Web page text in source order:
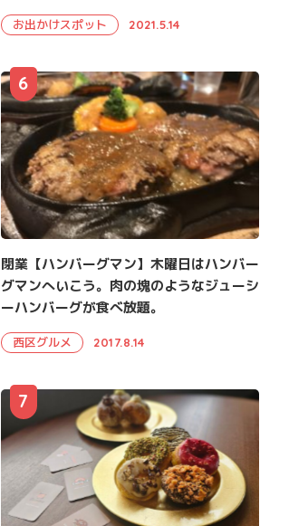
お出かけスポット 2021.5.14
閉業【ハンバーグマン】木曜日はハンバー
グマンへいこう。肉の塊のようなジューシ
ーハンバーグが食べ放題。
西区グルメ 2017.8.14
6
7